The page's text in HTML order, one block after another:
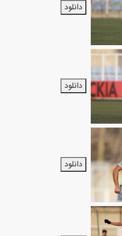
دانلود
دانلود
دانلود